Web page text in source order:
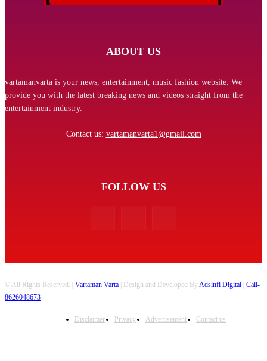
ABOUT US
vartamanvarta is your news, entertainment, music fashion website. We
provide you with the latest breaking news and videos straight from the
entertainment industry.
Contact us: vartamanvarta1@gmail.com
FOLLOW US
© All Rights Reserved. | Vartaman Varta | Design and Developed ByAdsinfi Digital | Call-
8626048673
Disclaimer Privacy Advertisement Contact us